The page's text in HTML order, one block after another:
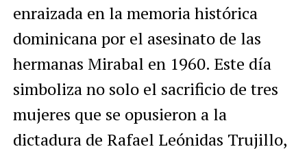
enraizada en la memoria histórica
dominicana por el asesinato de las
hermanas Mirabal en 1960. Este día
simboliza no solo el sacrificio de tres
mujeres que se opusieron a la
dictadura de Rafael Leónidas Trujillo,